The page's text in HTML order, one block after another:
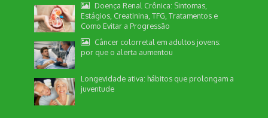
Doença Renal Crônica: Sintomas,
Estágios, Creatinina, TFG, Tratamentos e
Como Evitar a Progressão
Câncer colorretal em adultos jovens:
por que o alerta aumentou
Longevidade ativa: hábitos que prolongam a
juventude
Nossa equipe de suporte ao cliente está aqui
para responder às suas perguntas. Informe se
quer enviar pautas.